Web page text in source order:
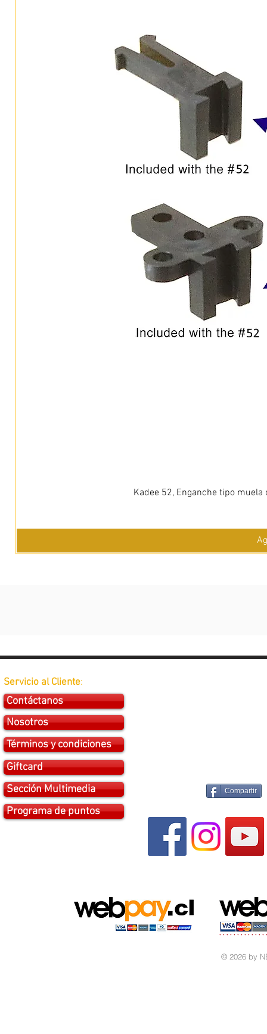
Kadee 52, Enganche tipo
Servicio al Cliente:
Contáctanos
Nosotros
Términos y condiciones
Giftcard
Sección Multimedia
Programa de puntos
Compartir
© 2026 by